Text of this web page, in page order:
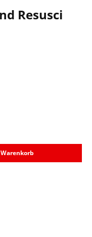
Resusci